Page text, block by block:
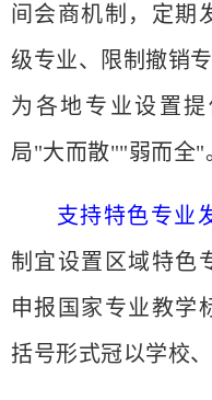
间会商机制，定期
级专业、限制撤销
为各地专业设置
局"大而散""弱而全"
支持特色专业
制宜设置区域特色
申报国家专业教学
括号形式冠以学校